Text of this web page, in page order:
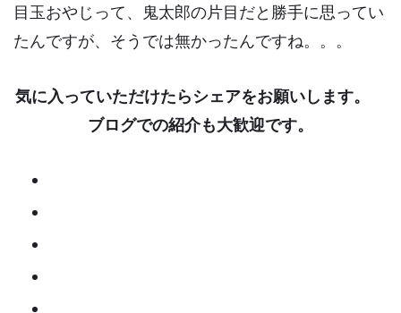
目玉おやじって、鬼太郎の片目だと勝手に思ってい
たんですが、そうでは無かったんですね。。。
気に入っていただけたらシェアをお願いします。
ブログでの紹介も大歓迎です。